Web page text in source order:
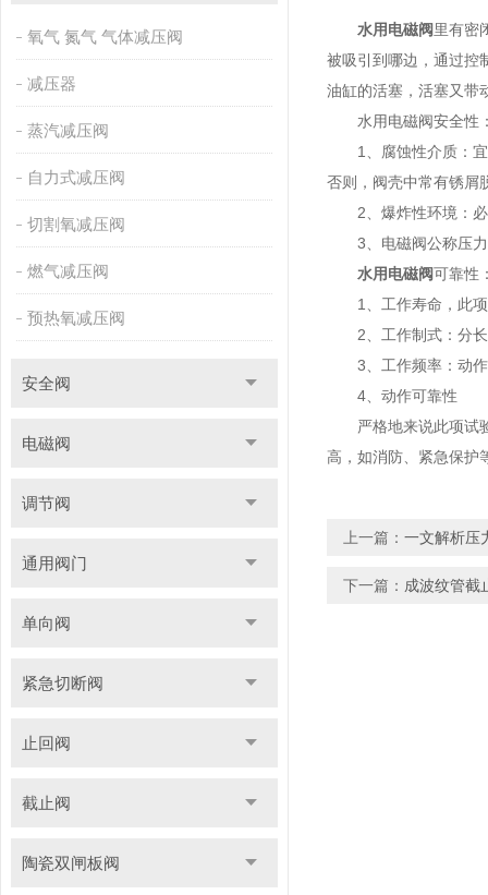
氧气 氮气 气体减压阀
减压器
蒸汽减压阀
自力式减压阀
切割氧减压阀
燃气减压阀
预热氧减压阀
安全阀
电磁阀
调节阀
通用阀门
单向阀
紧急切断阀
止回阀
截止阀
陶瓷双闸板阀
水用电磁阀里有密
被吸引到哪边，通过控
油缸的活塞，活塞又带
水用电磁阀安全性
1、腐蚀性介质：宜
否则，阀壳中常有锈屑
2、爆炸性环境：必
3、电磁阀公称压力
水用电磁阀可靠性
1、工作寿命，此项
2、工作制式：分长
3、工作频率：动作
4、动作可靠性
严格地来说此项试验
高，如消防、紧急保护
上一篇： 一文解析压
下一篇： 成波纹管截